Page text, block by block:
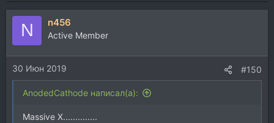
а
и
и
:
N n456
Active Member
30 Июн 2019 #150
AnodedCathode написал(а):
Massive X..............